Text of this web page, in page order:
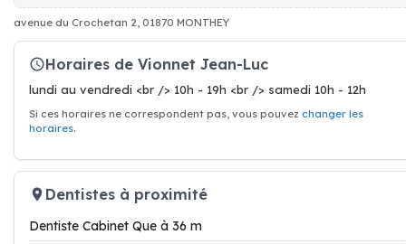
avenue du Crochetan 2, 01870 MONTHEY
Horaires de Vionnet Jean-Luc
lundi au vendredi <br /> 10h - 19h <br /> samedi 10h - 12h
Si ces horaires ne correspondent pas, vous pouvez changer les
horaires.
Dentistes à proximité
Dentiste Cabinet Que à 36 m